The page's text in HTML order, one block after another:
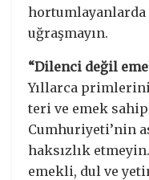
hortumlayanlarda
uğraşmayın.
“Dilenci değil
Yıllarca primlerini
teri ve emek
Cumhuriyeti’nin
haksızlık
emekli, dul ve